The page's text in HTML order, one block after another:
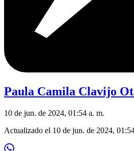
Paula Camila Clavijo
10 de jun. de 2024, 01:54 a. m.
Actualizado el 10 de jun. de 2024,